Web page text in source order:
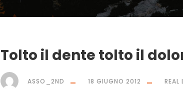
Tolto il dente tolto il
ASSO_2ND 18 GIUGNO 2012 REAL